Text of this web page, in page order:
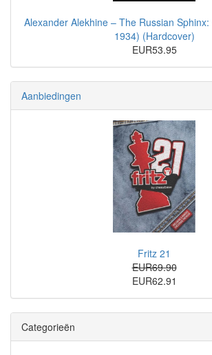
Alexander Alekhine – The Russian
1934) (Hardcover)
EUR53.95
Aanbiedingen
Fritz 21
EUR69.90
EUR62.91
Categorieën